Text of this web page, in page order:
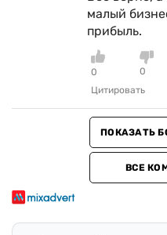
малый
прибыль.
0
0
Цитировать
ПОКАЗАТЬ
ВСЕ